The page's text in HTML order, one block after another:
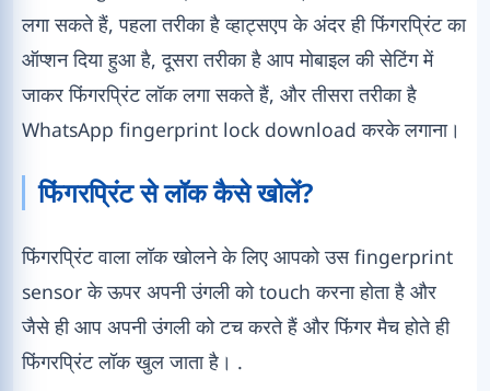
लगा सकते हैं, पहला तरीका है व्हाट्सएप के अंदर ही फिंगरप्रिंट का
ऑप्शन दिया हुआ है, दूसरा तरीका है आप मोबाइल की सेटिंग में
जाकर फिंगरप्रिंट लॉक लगा सकते हैं, और तीसरा तरीका है
WhatsApp fingerprint lock download करके लगाना।
फिंगरप्रिंट से लॉक कैसे खोलें?
फिंगरप्रिंट वाला लॉक खोलने के लिए आपको उस fingerprint
sensor के ऊपर अपनी उंगली को touch करना होता है और
जैसे ही आप अपनी उंगली को टच करते हैं और फिंगर मैच होते ही
फिंगरप्रिंट लॉक खुल जाता है। .